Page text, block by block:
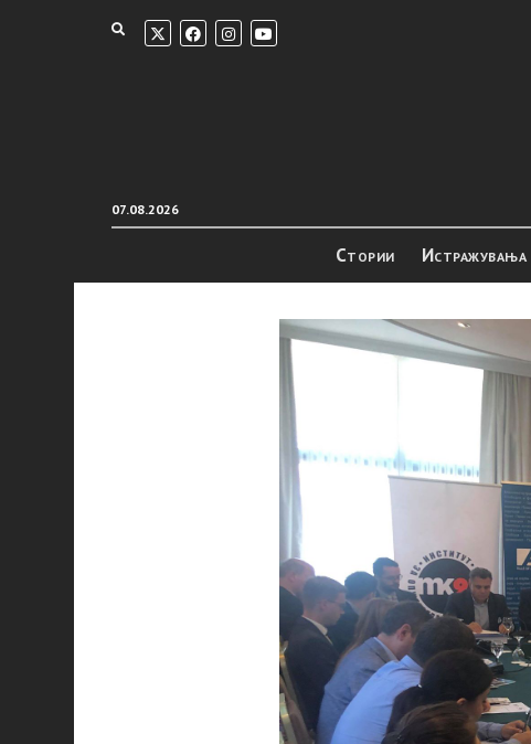
07.08.2026
Стории Истражувањa